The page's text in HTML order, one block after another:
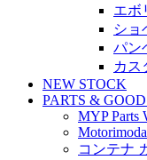
エボ
ショ
パン
カス
NEW STOCK
PARTS &
MYP Parts
Motorimoda
コンテナ